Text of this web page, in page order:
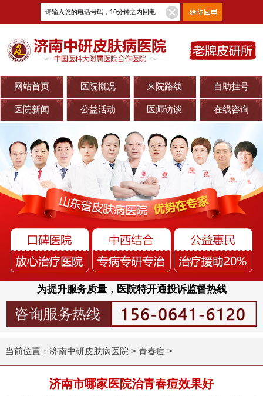
网站首页 医院概况 来院路线 自助挂号
医院新闻 公益活动 医师访谈 在线咨询
为提升服务质量，医院特开通投诉监督热线
当前位置： 济南中研皮肤病医院 > 青春痘 >
济南市哪家医院治青春痘效果好